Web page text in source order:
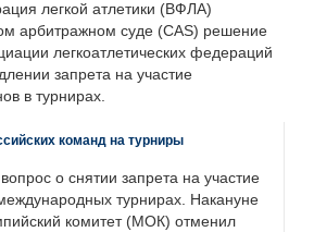
легкой атлетики (ВФЛА)
арбитражном суде (CAS) решение
легкоатлетических федераций
запрета на участие
в турнирах.
команд на турниры
о снятии запрета на участие
турнирах. Накануне
комитет (МОК) отменил